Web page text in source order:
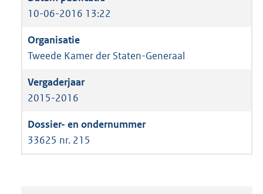
10-06-2016 13:22
Tweede Kamer der Staten-Generaal
2015-2016
33625 nr. 215